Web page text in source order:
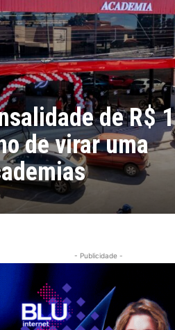
de R$ 1
de virar uma
- Publicidade -